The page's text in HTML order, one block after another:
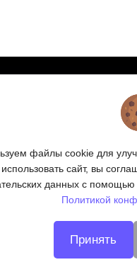
металлу
файлы cookie для
сайт, вы
данных с
Политикой
Принять